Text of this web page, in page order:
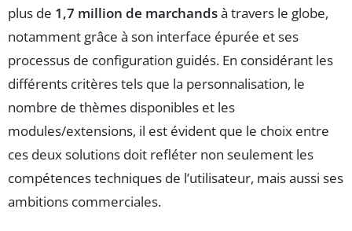
plus de 1,7 million de marchandsà travers le globe,
notamment grâce à son interface épurée et ses
processus de configuration guidés. En considérant les
différents critères tels que la personnalisation, le
nombre de thèmes disponibles et les
modules/extensions, il est évident que le choix entre
ces deux solutions doit refléter non seulement les
compétences techniques de l’utilisateur, mais aussi ses
ambitions commerciales.